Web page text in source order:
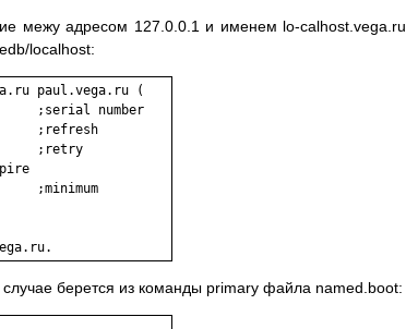
межу адресом 127.0.0.1 и именем lo-calhost.vega.ru.
localhost:
paul.vega.ru (
;serial number
;refresh
;retry
;minimum
берется из команды primary файла named.boot: